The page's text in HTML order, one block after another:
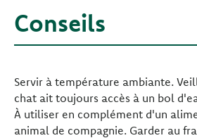
Conseils
Servir à température ambiante.
chat ait toujours accès à un bol
À utiliser en complément d'un
animal de compagnie. Garder au